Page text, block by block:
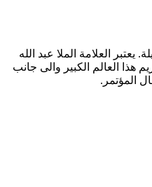
العلامة الملا عبد الله
هذا العالم الكبير والى جانب
المؤتمر.